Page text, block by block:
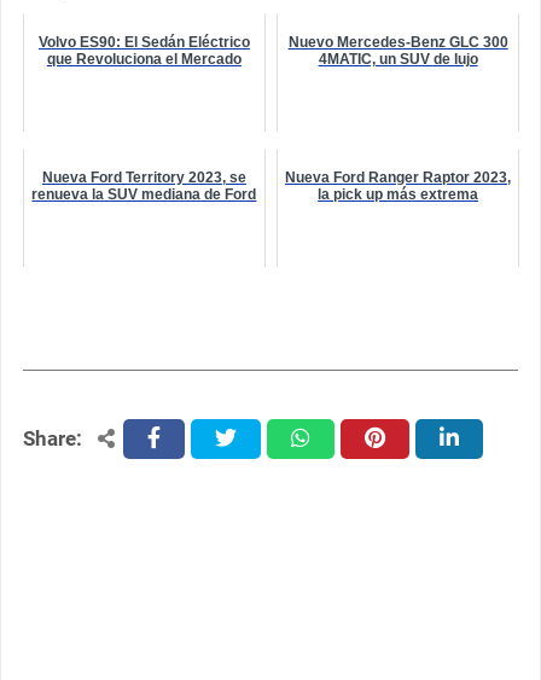
Volvo ES90: El Sedán Eléctrico
que Revoluciona el Mercado
Nuevo Mercedes-Benz GLC 300
4MATIC, un SUV de lujo
Nueva Ford Territory 2023, se
renueva la SUV mediana de Ford
Nueva Ford Ranger Raptor 2023,
la pick up más extrema
Share: facebooktwitter whatsapppinterest linkedin